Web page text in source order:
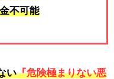
不可能
い『危険極まりない悪